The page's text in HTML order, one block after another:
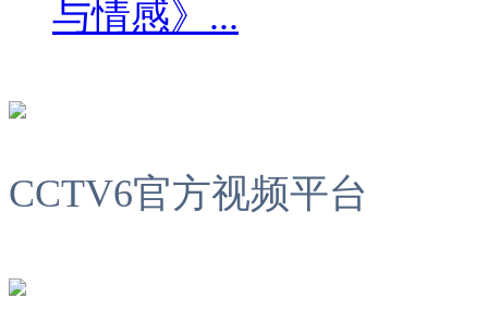
与情感》...
CCTV6官方视频平台